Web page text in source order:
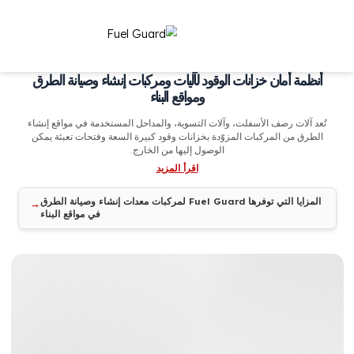
أمان خزانات الوقود لآليات ومركبات إنشاء وصيانة الطرق
ومواقع البناء
آلات رصف الأسفلت، وآلات التسوية، والمداحل المستخدمة في مواقع إنشاء
من المركبات المزوّدة بخزانات وقود كبيرة السعة وفتحات تعبئة يمكن
الوصول إليها من الخارج.
اقرأ المزيد
المزايا التي توفرها Fuel Guard لمركبات معدات إنشاء وصيانة الطرق